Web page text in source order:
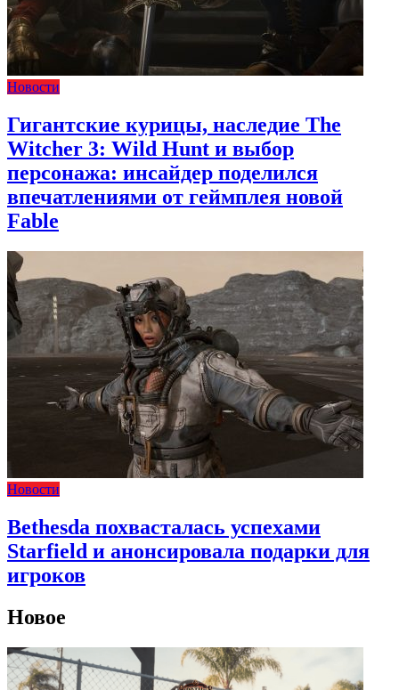
Новости
Гигантские курицы, наследие The
Witcher 3: Wild Hunt и выбор
персонажа: инсайдер поделился
впечатлениями от геймплея новой
Fable
Новости
Bethesda похвасталась успехами
Starfield и анонсировала подарки для
игроков
Новое